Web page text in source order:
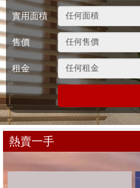
實用面積
售價
租金
熱賣一手